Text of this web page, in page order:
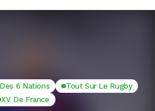
6 Nations
Tout Sur Le Rugby
XV De France